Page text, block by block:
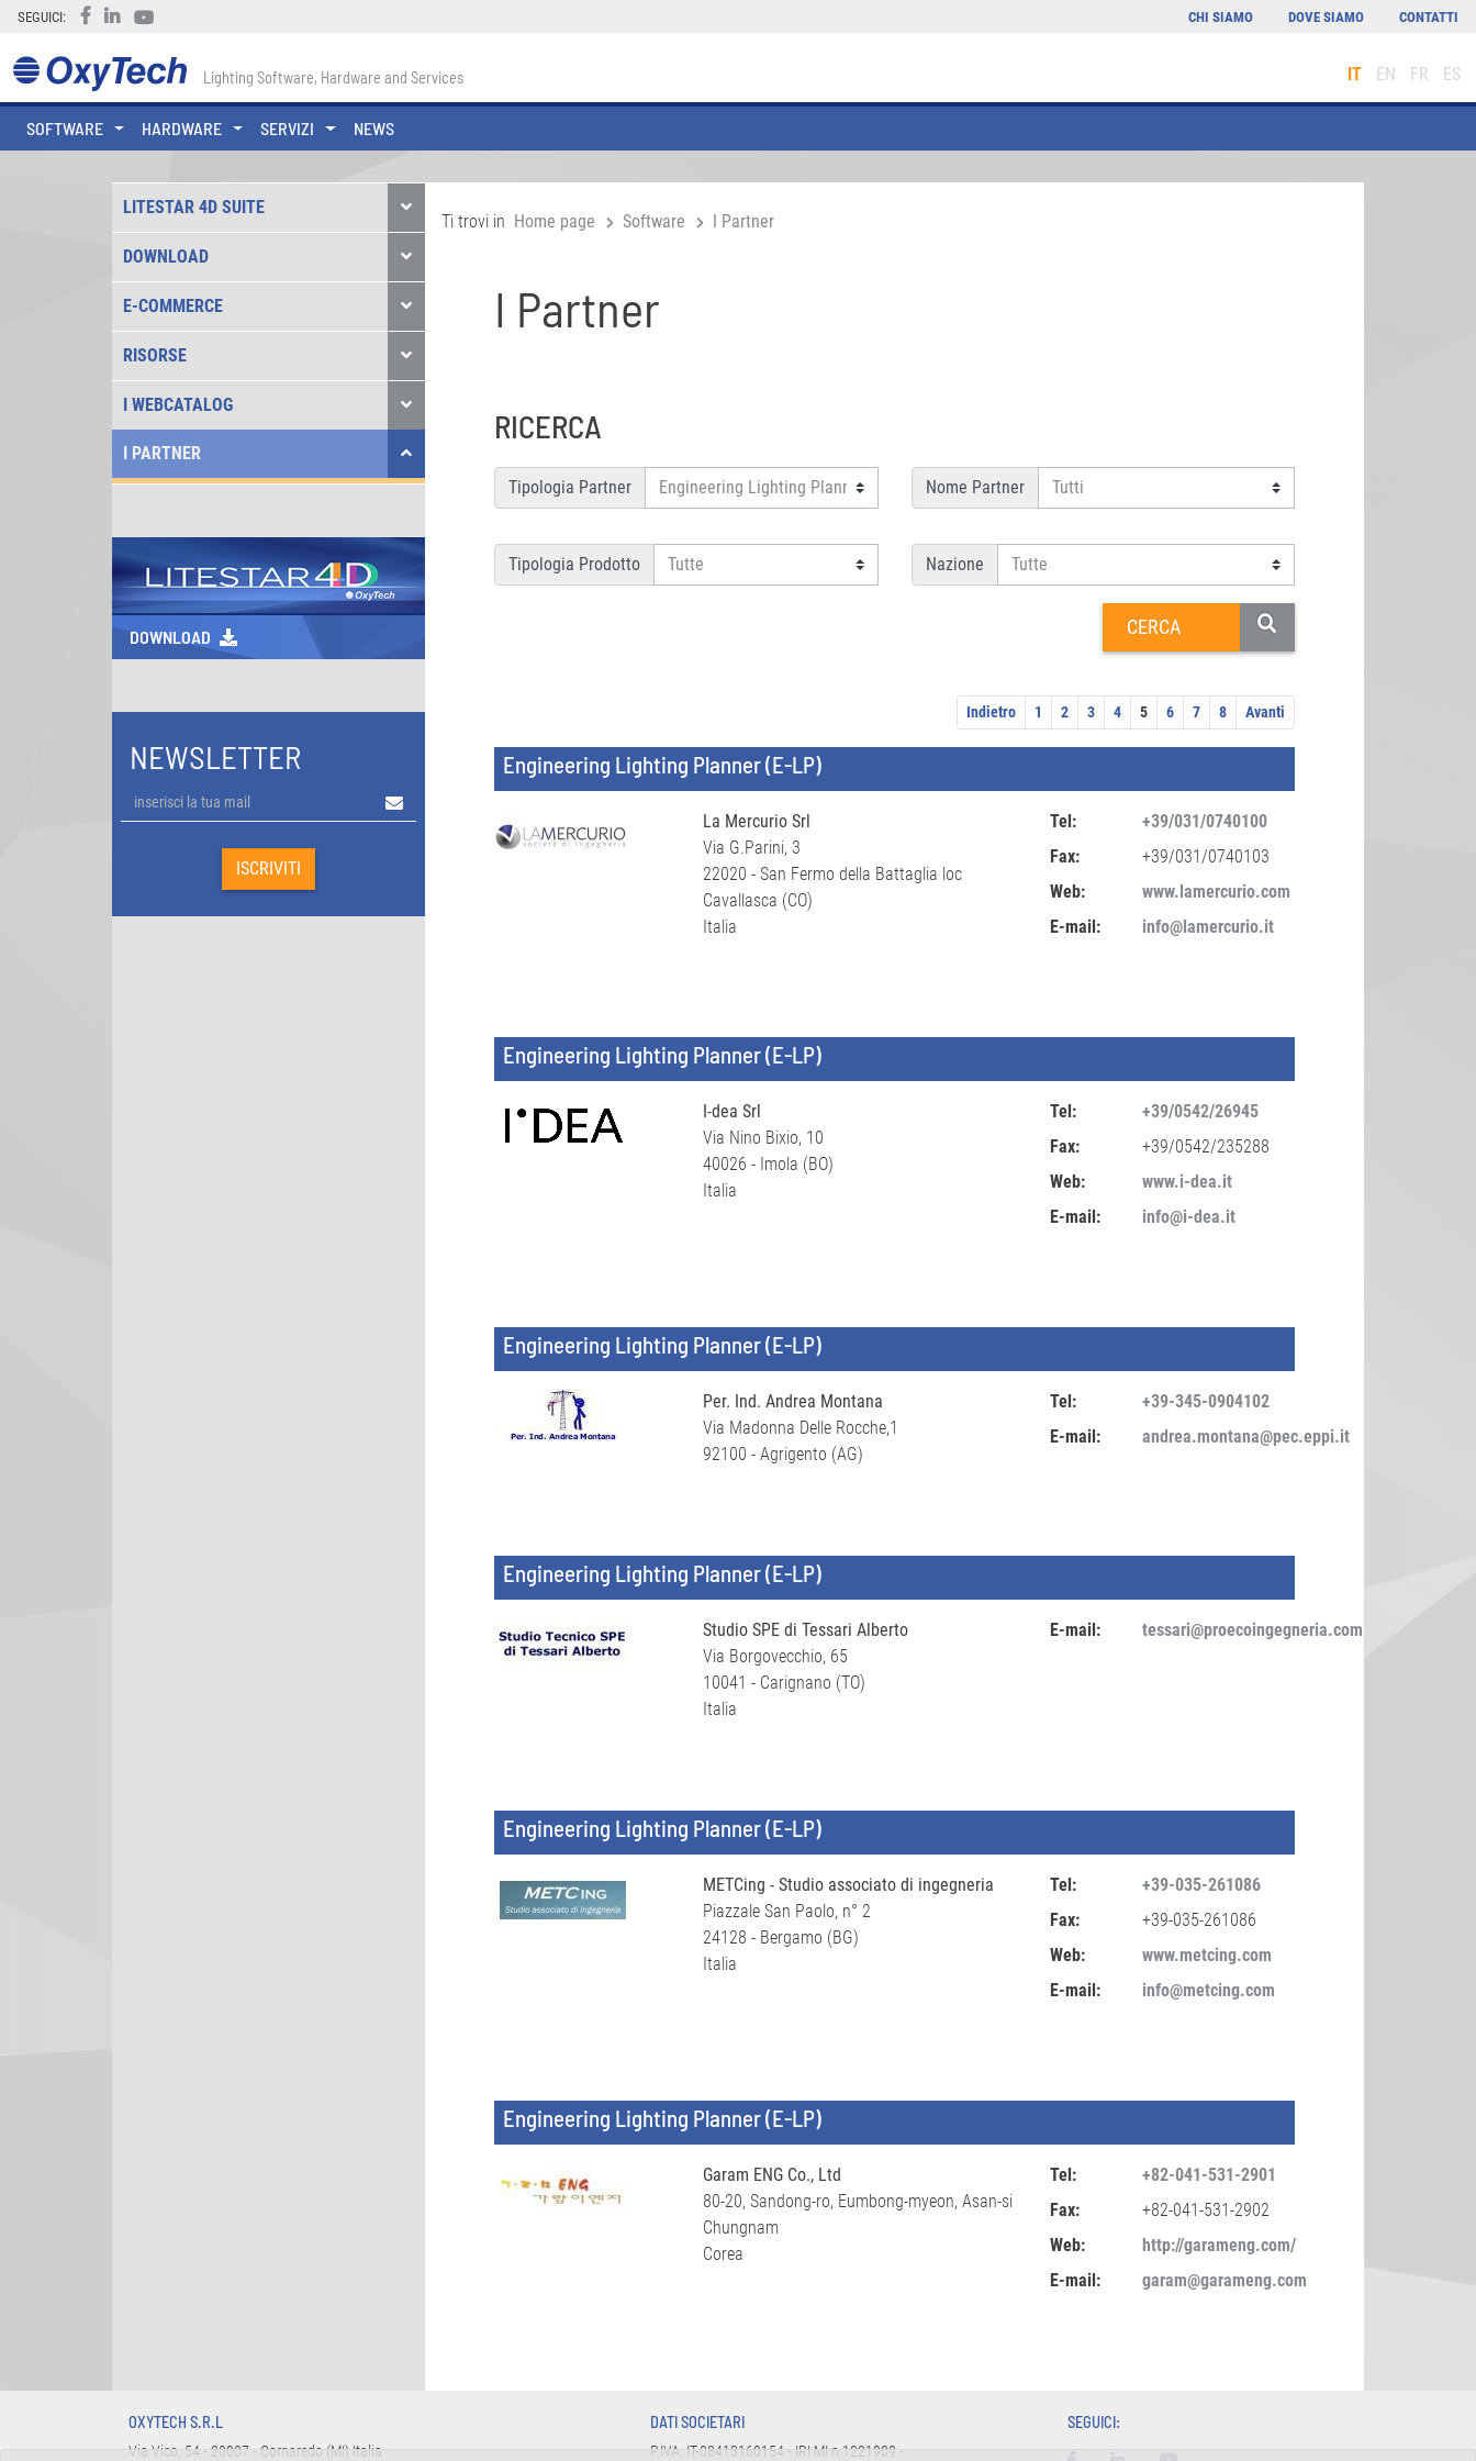
SEGUICI:
IT EN FR ES
Lighting Software, Hardware and Services
SOFTWARE HARDWARE SERVIZI NEWS
CHI SIAMO DOVE SIAMO CONTATTI
Ti trovi in Home page Software I Partner
I Partner
RICERCA
Tipologia Partner Nome Partner
Tipologia Prodotto Nazione
Indietro 1 2 3 4 5 6 7 8 Avanti
Engineering Lighting Planner (E-LP)
La Mercurio Srl
Via G.Parini, 3
22020 - San Fermo della Battaglia loc
Cavallasca (CO)
Italia
Tel:
+39/031/0740100
Fax:
+39/031/0740103
Web:
www.lamercurio.com
E-mail:
info@lamercurio.it
Engineering Lighting Planner (E-LP)
I-dea Srl
Via Nino Bixio, 10
40026 - Imola (BO)
Italia
Tel:
+39/0542/26945
Fax:
+39/0542/235288
Web:
www.i-dea.it
E-mail:
info@i-dea.it
Engineering Lighting Planner (E-LP)
Per. Ind. Andrea Montana
Via Madonna Delle Rocche,1
92100 - Agrigento (AG)
Tel:
+39-345-0904102
E-mail:
andrea.montana@pec.eppi.it
Engineering Lighting Planner (E-LP)
Studio SPE di Tessari Alberto
Via Borgovecchio, 65
10041 - Carignano (TO)
Italia
E-mail: tessari@proecoingegneria.com
Engineering Lighting Planner (E-LP)
METCing - Studio associato di ingegneria
Piazzale San Paolo, n° 2
24128 - Bergamo (BG)
Italia
Tel:
+39-035-261086
Fax:
+39-035-261086
Web:
www.metcing.com
E-mail:
info@metcing.com
Engineering Lighting Planner (E-LP)
Garam ENG Co., Ltd
80-20, Sandong-ro, Eumbong-myeon, Asan-si
Chungnam
Corea
Tel:
+82-041-531-2901
Fax:
+82-041-531-2902
Web:
http://garameng.com/
E-mail:
garam@garameng.com
LITESTAR 4D SUITE
DOWNLOAD
E-COMMERCE
RISORSE
I WEBCATALOG
I PARTNER
DOWNLOAD
NEWSLETTER
OXYTECH S.R.L
Via Vico, 54 - 20007 - Cornaredo (MI) Italia
DATI SOCIETARI
P.IVA: IT-08413160154 - IRI MI n.1221909 -
SEGUICI: